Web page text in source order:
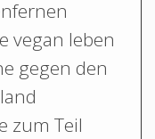
vegan leben
gegen den
zum Teil